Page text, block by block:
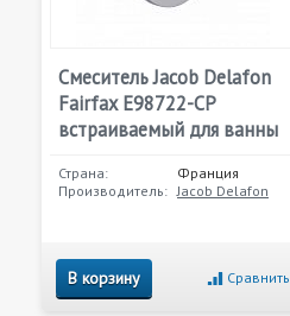
Смеситель Jacob Delafon
Fairfax E98722-CP
встраиваемый для ванны
Страна:
Франция
Производитель: Jacob Delafon
В корзину Сравнить